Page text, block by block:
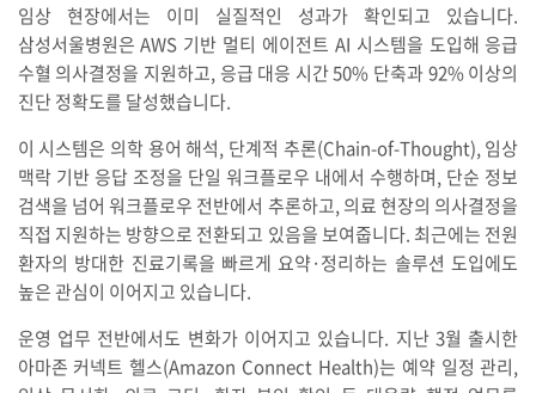
임상 현장에서는 이미 실질적인 성과가 확인되고 있습니다.
삼성서울병원은 AWS 기반 멀티 에이전트 AI 시스템을 도입해 응급
수혈 의사결정을 지원하고, 응급 대응 시간 50% 단축과 92% 이상의
진단 정확도를 달성했습니다.
이 시스템은 의학 용어 해석, 단계적 추론(Chain-of-Thought), 임상
맥락 기반 응답 조정을 단일 워크플로우 내에서 수행하며, 단순 정보
검색을 넘어 워크플로우 전반에서 추론하고, 의료 현장의 의사결정을
직접 지원하는 방향으로 전환되고 있음을 보여줍니다. 최근에는 전원
환자의 방대한 진료기록을 빠르게 요약·정리하는 솔루션 도입에도
높은 관심이 이어지고 있습니다.
운영 업무 전반에서도 변화가 이어지고 있습니다. 지난 3월 출시한
아마존 커넥트 헬스(Amazon Connect Health)는 예약 일정 관리,